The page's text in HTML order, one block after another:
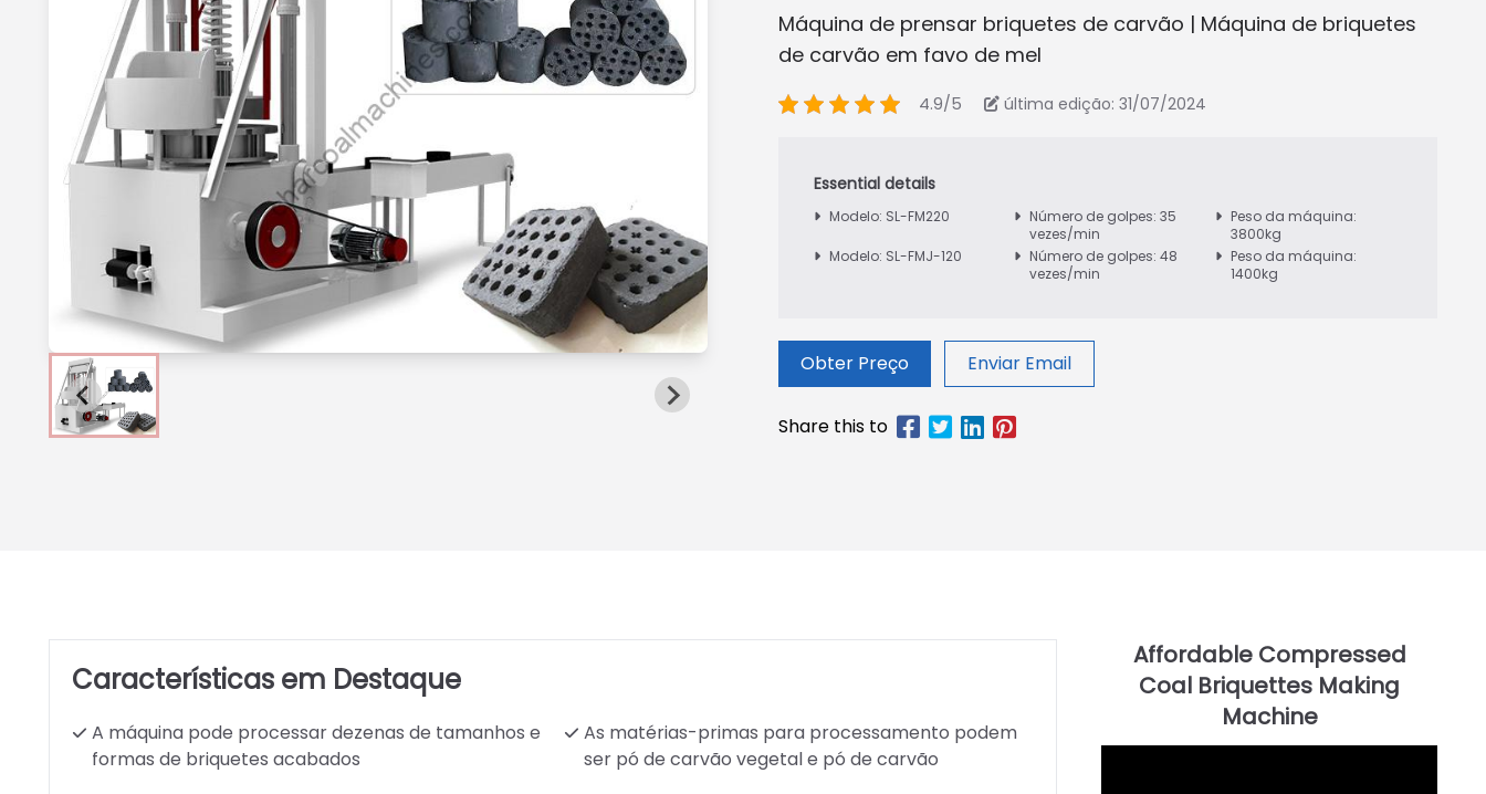
Máquina de prensar briquetes de carvão | Máquina de briquetes
de carvão em favo de mel
4.9/5 última edição: 31/07/2024
Modelo: SL-FM220
Número de golpes: 35
vezes/min
Peso da máquina:
3800kg
Modelo: SL-FMJ-120
Número de golpes: 48
vezes/min
Peso da máquina:
1400kg
Obter Preço Enviar Email
Características em Destaque
A máquina pode processar dezenas de tamanhos e
formas de briquetes acabados
As matérias-primas para processamento podem
ser pó de carvão vegetal e pó de carvão